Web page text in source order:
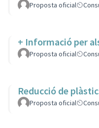
Proposta oficial
+ Informació per
Proposta oficial
Reducció de
Proposta oficial